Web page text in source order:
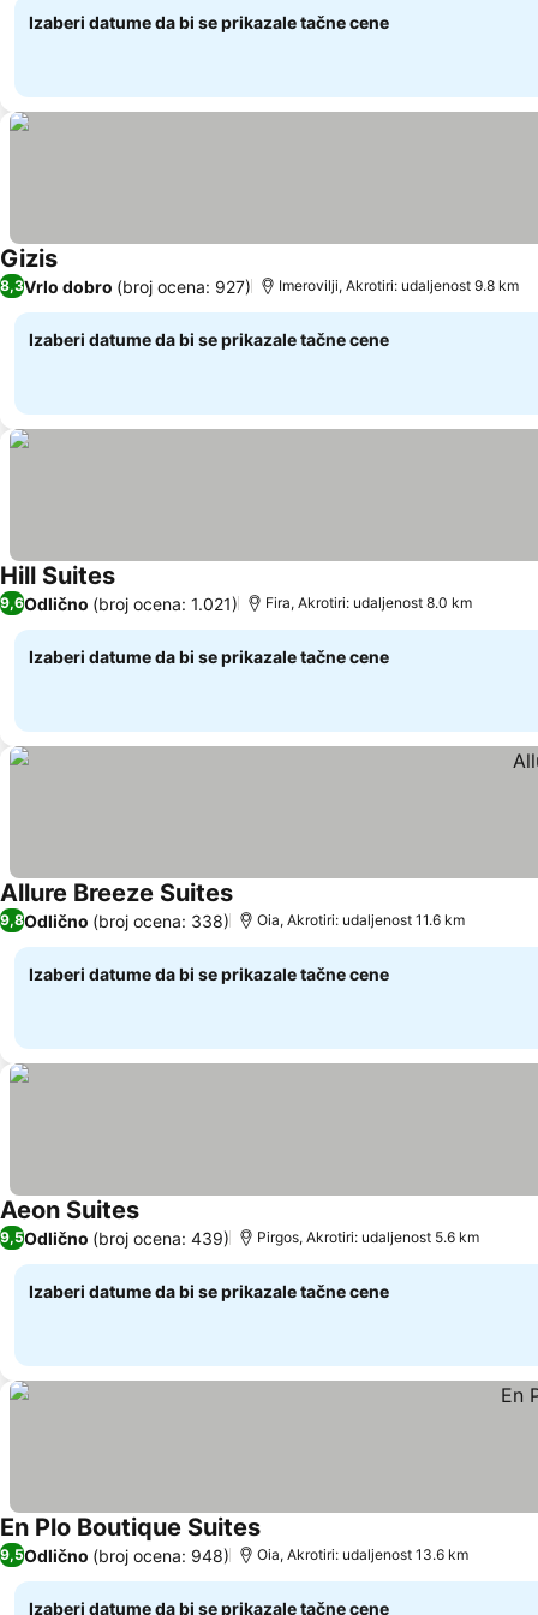
Izaberi datume da bi se prikazale tačne cene
Gizis
8,3Vrlo dobro (broj ocena: 927) Imerovilji, Akrotiri: udaljenost 9.8 km
Izaberi datume da bi se prikazale tačne cene
Hill Suites
9,6Odlično (broj ocena: 1.021) Fira, Akrotiri: udaljenost 8.0 km
Izaberi datume da bi se prikazale tačne cene
Allure Breeze Suites
9,8Odlično (broj ocena: 338) Oia, Akrotiri: udaljenost 11.6 km
Izaberi datume da bi se prikazale tačne cene
Aeon Suites
9,5Odlično (broj ocena: 439) Pirgos, Akrotiri: udaljenost 5.6 km
Izaberi datume da bi se prikazale tačne cene
En Plo Boutique Suites
9,5Odlično (broj ocena: 948) Oia, Akrotiri: udaljenost 13.6 km
Izaberi datume da bi se prikazale tačne cene